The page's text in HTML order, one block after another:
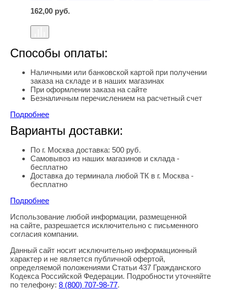
162,00 руб.
Способы оплаты:
Наличными или банковской картой при получении
заказа на складе и в наших магазинах
При оформлении заказа на сайте
Безналичным перечислением на расчетный счет
Подробнее
Варианты доставки:
По г. Москва доставка: 500 руб.
Самовывоз из наших магазинов и склада -
бесплатно
Доставка до терминала любой ТК в г. Москва -
бесплатно
Подробнее
Правовая информация
Использование любой информации, размещенной
на сайте, разрешается исключительно с письменного
согласия компании.
Данный сайт носит исключительно информационный
характер и не является публичной офертой,
определяемой положениями Статьи 437 Гражданского
Кодекса Российской Федерации. Подробности уточняйте
по телефону: 8 (800) 707-98-77.